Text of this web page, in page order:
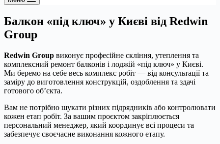
Балкон «під ключ» у Києві від Redwin
Group
Redwin Group виконує професійне скління, утеплення та
комплексний ремонт балконів і лоджій «під ключ» у Києві.
Ми беремо на себе весь комплекс робіт — від консультації та
заміру до виготовлення конструкцій, оздоблення та здачі
готового об’єкта.
Вам не потрібно шукати різних підрядників або контролювати
кожен етап робіт. За вашим проєктом закріплюється
персональний менеджер, який координує всі процеси та
забезпечує своєчасне виконання кожного етапу.